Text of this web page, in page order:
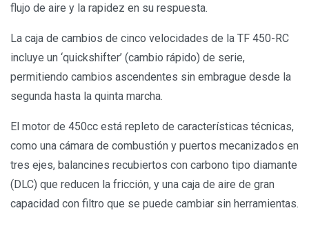
flujo de aire y la rapidez en su respuesta.
La caja de cambios de cinco velocidades de la TF 450-RC
incluye un ‘quickshifter’ (cambio rápido) de serie,
permitiendo cambios ascendentes sin embrague desde la
segunda hasta la quinta marcha.
El motor de 450cc está repleto de características técnicas,
como una cámara de combustión y puertos mecanizados en
tres ejes, balancines recubiertos con carbono tipo diamante
(DLC) que reducen la fricción, y una caja de aire de gran
capacidad con filtro que se puede cambiar sin herramientas.